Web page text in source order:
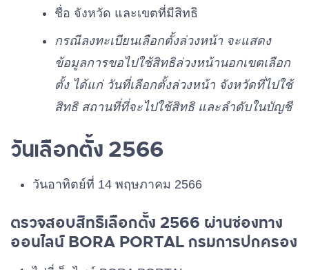
เบอร์ 27 พรรคพลังธรรมใหม่
เบอร์ 28 พรรคไทยพร้อม
เบอร์ 30 พรรคทางเลือกใหม่
เบอร์ 31 พรรคก้าวไกล
ชื่อ จังหวัด และเขตที่มีสิทธิ
กรณีลงทะเบียนเลือกตั้งล่วงหน้า จะแสดง
ข้อมูลการขอไปใช้สิทธิล่วงหน้านอกเขตเลือก
ตั้ง ได้แก่ วันที่เลือกตั้งล่วงหน้า จังหวัดที่ไปใช้
สิทธิ สถานที่ที่จะไปใช้สิทธิ และลำดับในบัญชี
วันเลือกตั้ง 2566
วันอาทิตย์ที่ 14 พฤษภาคม 2566
ตรวจสอบสิทธิเลือกตั้ง 2566 ผ่านช่องทาง
ออนไลน์ BORA PORTAL กรมการปกครอง